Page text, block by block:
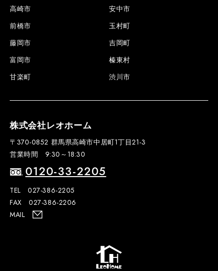
高崎市
前橋市
藤岡市
富岡市
甘楽町
安中市
玉村町
吉岡町
榛東村
渋川市
株式会社レオホーム
〒370-0852 群馬県高崎市中居町1丁目21-3
営業時間 9:30～18:30
0120-33-2205
TEL 027-386-2205
FAX 027-386-2206
MAIL